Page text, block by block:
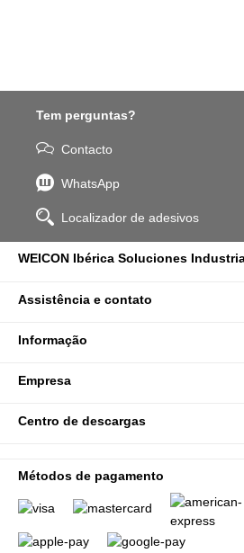
Tem perguntas?
Contacto
WhatsApp
Localizador de adesivos
WEICON Ibérica Soluciones
Assistência e contato
Informação
Empresa
Centro de descargas
Métodos de pagamento